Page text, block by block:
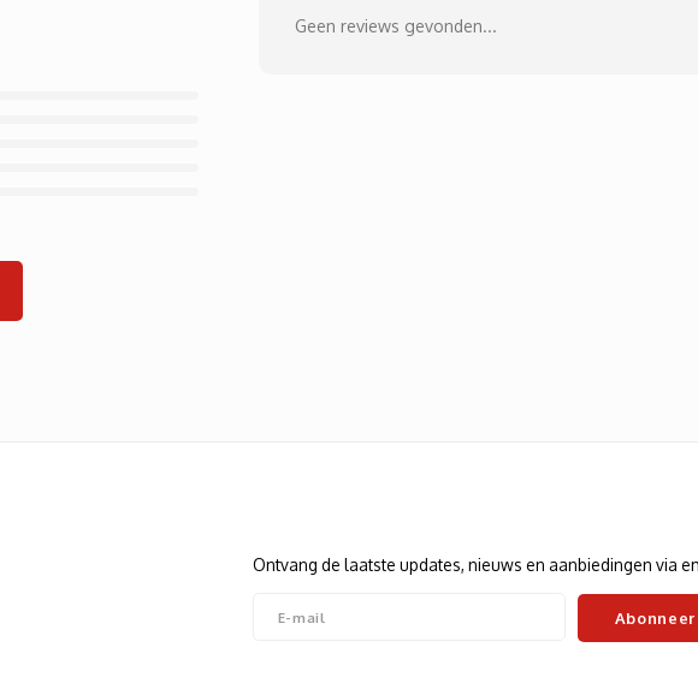
Geen reviews gevonden...
Ontvang de laatste updates, nieuws en aanbiedingen via
Abonneer